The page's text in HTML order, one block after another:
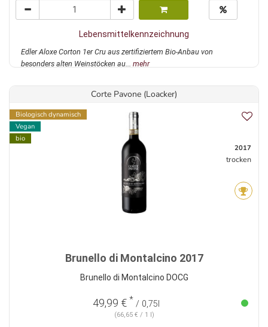
Lebensmittelkennzeichnung
Edler Aloxe Corton 1er Cru aus zertifiziertem Bio-Anbau von
besonders alten Weinstöcken au... mehr
Corte Pavone (Loacker)
Biologisch dynamisch
Vegan
bio
2017
trocken
Brunello di Montalcino 2017
Brunello di Montalcino DOCG
49,99 € * / 0,75l
(66,65 € / 1 l)